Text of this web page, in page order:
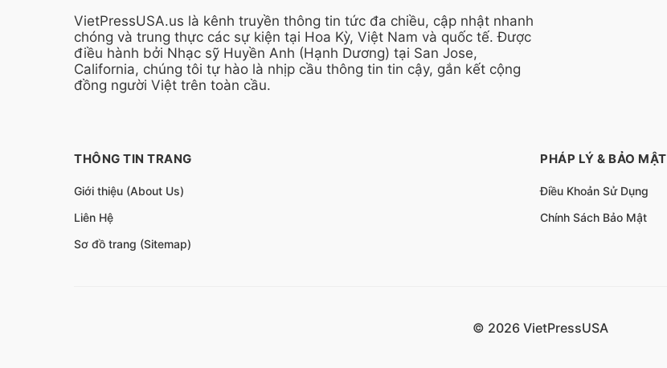
VietPressUSA.us là kênh truyền thông tin tức đa chiều, cập nhật nhanh
chóng và trung thực các sự kiện tại Hoa Kỳ, Việt Nam và quốc tế. Được
điều hành bởi Nhạc sỹ Huyền Anh (Hạnh Dương) tại San Jose,
California, chúng tôi tự hào là nhịp cầu thông tin tin cậy, gắn kết cộng
đồng người Việt trên toàn cầu.
THÔNG TIN TRANG
Giới thiệu (About Us)
Liên Hệ
Sơ đồ trang (Sitemap)
PHÁP LÝ & BẢO MẬT
Điều Khoản Sử Dụng
Chính Sách Bảo Mật
© 2026 VietPressUSA